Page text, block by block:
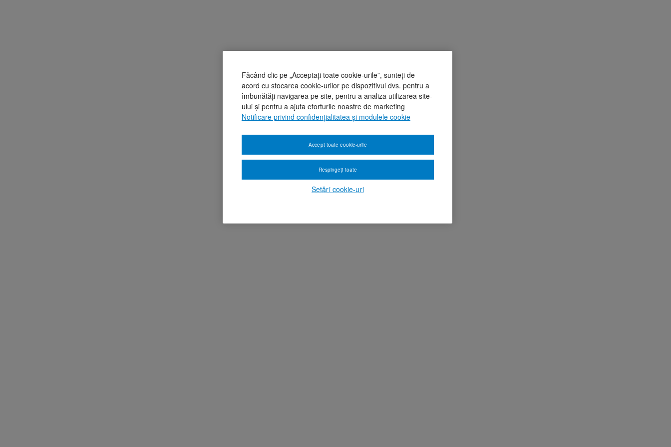
Făcând clic pe „Acceptați toate cookie-urile”, sunteți de
acord cu stocarea cookie-urilor pe dispozitivul dvs. pentru a
îmbunătăți navigarea pe site, pentru a analiza utilizarea site-
ului și pentru a ajuta eforturile noastre de marketing
Notificare privind confidențialitatea și modulele cookie
Setări cookie-uri
Respingeți toate
Accept toate cookie-urile